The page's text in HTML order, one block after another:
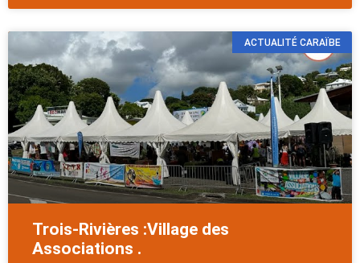
ACTUALITÉ CARAÏBE
Trois-Rivières :Village des
Associations .